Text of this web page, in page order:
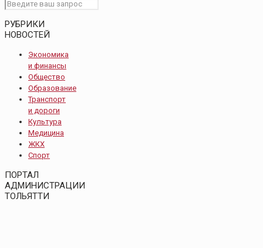
РУБРИКИ
НОВОСТЕЙ
Экономика
и финансы
Общество
Образование
Транспорт
и дороги
Культура
Медицина
ЖКХ
Спорт
ПОРТАЛ
АДМИНИСТРАЦИИ
ТОЛЬЯТТИ